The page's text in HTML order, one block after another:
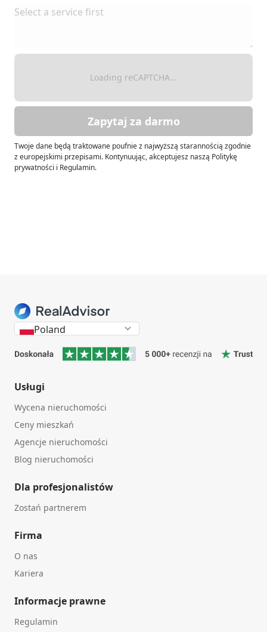
Loading reCAPTCHA...
Zapytaj za darmo
Twoje dane będą traktowane poufnie z najwyższą starannością zgodnie
z europejskimi przepisami. Kontynuując, akceptujesz naszą Politykę
prywatności i Regulamin.
Poland
Usługi
Wycena nieruchomości
Ceny mieszkań
Agencje nieruchomości
Blog nieruchomości
Dla profesjonalistów
Zostań partnerem
Firma
O nas
Kariera
Informacje prawne
Regulamin